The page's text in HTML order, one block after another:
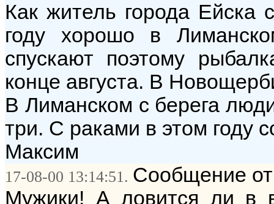
Как житель города
году хорошо в
спускают поэтому
конце августа. В
В Лиманском с берега
три. С раками в этом году
Максим
17-08-00 13:14:51. Сообщение
Мужики! А ловится ли в